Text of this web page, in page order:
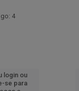
4
login ou
se para